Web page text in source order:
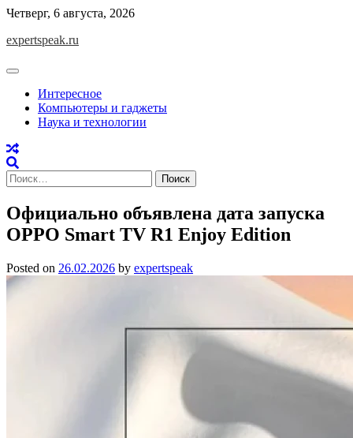
Skip
content
Четверг, 6 августа, 2026
expertspeak.ru
Интересное
Компьютеры и гаджеты
Наука и технологии
Найти:
Официально объявлена ​​дата запуска
OPPO Smart TV R1 Enjoy Edition
Posted on 26.02.2026 by expertspeak